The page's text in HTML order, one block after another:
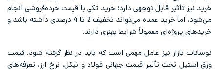
خرید نیز تأثیر قابل توجهی دارد؛ خرید تکی با قیمت خرده‌فروشی انجام
می‌شود، اما خرید عمده می‌تواند تخفیف 2 تا 4 درصدی داشته باشد و
خریدهای پروژه‌ای معمولاً شرایط بهتری دارند.
نوسانات بازار نیز عامل مهمی است که باید در نظر گرفته شود. قیمت
ورق استیل تحت تأثیر قیمت جهانی فولاد و نیکل، نرخ ارز، تعرفه‌های